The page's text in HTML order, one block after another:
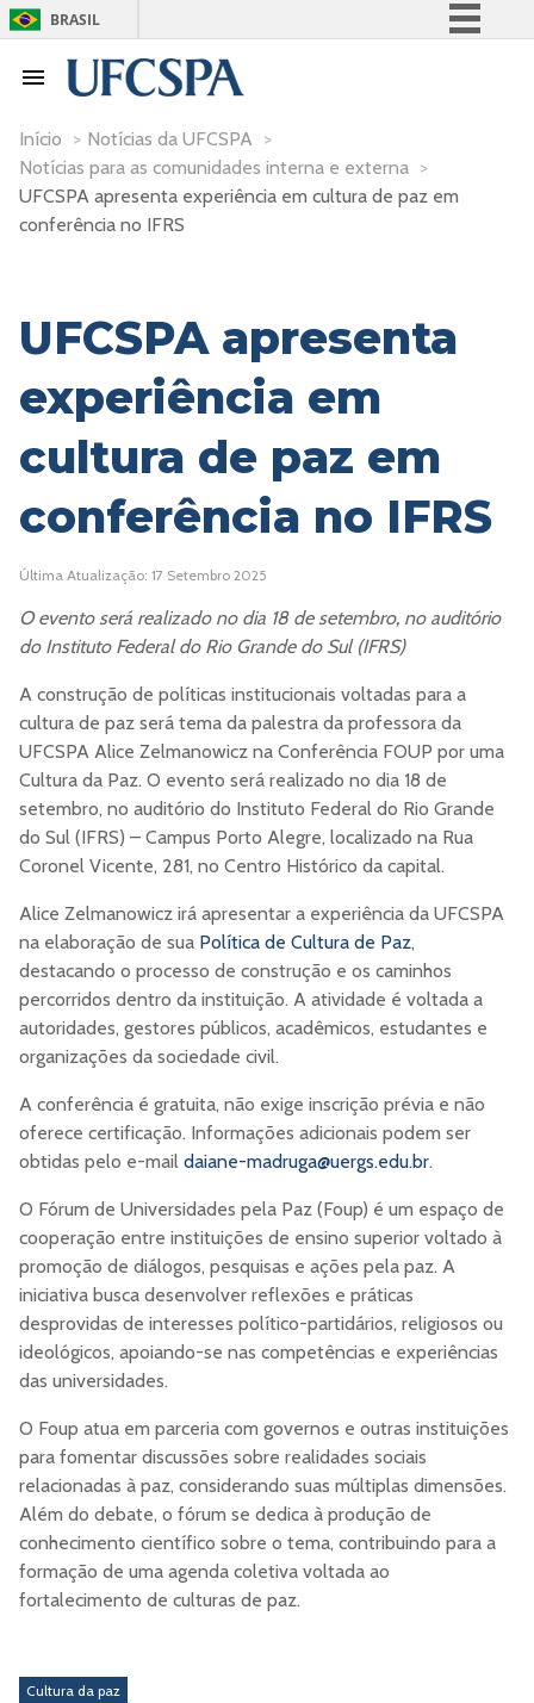
BRASIL
Acesso à informação
Legislação
Início > Notícias da UFCSPA >
Notícias para as comunidades interna e externa >
UFCSPA apresenta experiência em cultura de paz em
conferência no IFRS
UFCSPA apresenta
experiência em
cultura de paz em
conferência no IFRS
Última Atualização: 17 Setembro 2025
O evento será realizado no dia 18 de setembro, no auditório
do Instituto Federal do Rio Grande do Sul (IFRS)
A construção de políticas institucionais voltadas para a
cultura de paz será tema da palestra da professora da
UFCSPA Alice Zelmanowicz na Conferência FOUP por uma
Cultura da Paz. O evento será realizado no dia 18 de
setembro, no auditório do Instituto Federal do Rio Grande
do Sul (IFRS) – Campus Porto Alegre, localizado na Rua
Coronel Vicente, 281, no Centro Histórico da capital.
Alice Zelmanowicz irá apresentar a experiência da UFCSPA
na elaboração de sua Política de Cultura de Paz,
destacando o processo de construção e os caminhos
percorridos dentro da instituição. A atividade é voltada a
autoridades, gestores públicos, acadêmicos, estudantes e
organizações da sociedade civil.
A conferência é gratuita, não exige inscrição prévia e não
oferece certificação. Informações adicionais podem ser
obtidas pelo e-mail daiane-madruga@uergs.edu.br.
O Fórum de Universidades pela Paz (Foup) é um espaço de
cooperação entre instituições de ensino superior voltado à
promoção de diálogos, pesquisas e ações pela paz. A
iniciativa busca desenvolver reflexões e práticas
desprovidas de interesses político-partidários, religiosos ou
ideológicos, apoiando-se nas competências e experiências
das universidades.
O Foup atua em parceria com governos e outras instituições
para fomentar discussões sobre realidades sociais
relacionadas à paz, considerando suas múltiplas dimensões.
Além do debate, o fórum se dedica à produção de
conhecimento científico sobre o tema, contribuindo para a
formação de uma agenda coletiva voltada ao
fortalecimento de culturas de paz.
Cultura da paz